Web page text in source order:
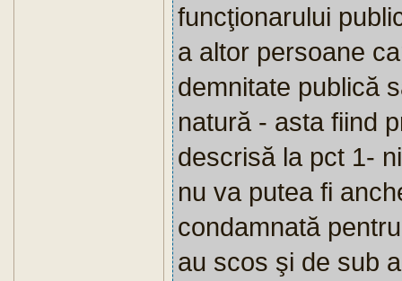
funcţionarului
a altor persoane
demnitate publică
natură - asta fiind
descrisă la pct 1-
nu va putea fi
condamnată
au scos şi de sub